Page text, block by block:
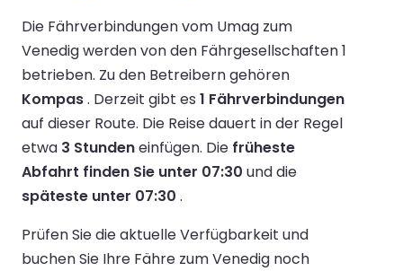
Die Fährverbindungen vom Umag zum
Venedig werden von den Fährgesellschaften 1
betrieben. Zu den Betreibern gehören
Kompas. Derzeit gibt es 1 Fährverbindungen
auf dieser Route. Die Reise dauert in der Regel
etwa 3 Stundeneinfügen. Die früheste
Abfahrt finden Sie unter 07:30 und die
späteste unter 07:30 .
Prüfen Sie die aktuelle Verfügbarkeit und
buchen Sie Ihre Fähre zum Venedig noch